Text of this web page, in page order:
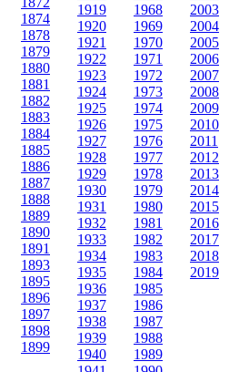
1874
1878
1879
1880
1881
1882
1883
1884
1885
1886
1887
1888
1889
1890
1891
1893
1895
1896
1897
1898
1899
1919
1920
1921
1922
1923
1924
1925
1926
1927
1928
1929
1930
1931
1932
1933
1934
1935
1936
1937
1938
1939
1940
1968
1969
1970
1971
1972
1973
1974
1975
1976
1977
1978
1979
1980
1981
1982
1983
1984
1985
1986
1987
1988
1989
2003
2004
2005
2006
2007
2008
2009
2010
2011
2012
2013
2014
2015
2016
2017
2018
2019